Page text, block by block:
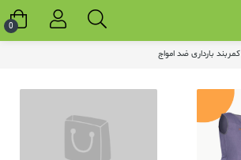
کمربند بارداری ضد امواج
0